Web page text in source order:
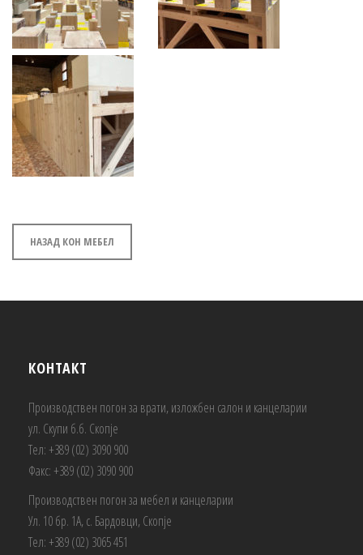
НАЗАД КОН МЕБЕЛ
КОНТАКТ
Производствен погон за врати, изложбен салон и канцеларии
ул. Скупи б.б. Скопје
Тел: +389 (02) 3090 900
Факс: +389 (02) 3090 900
Производствен погон за мебел и канцеларии
Ул. 10 бр. 1А, с. Бардовци, Скопје
Тел: +389 (02) 3065 451